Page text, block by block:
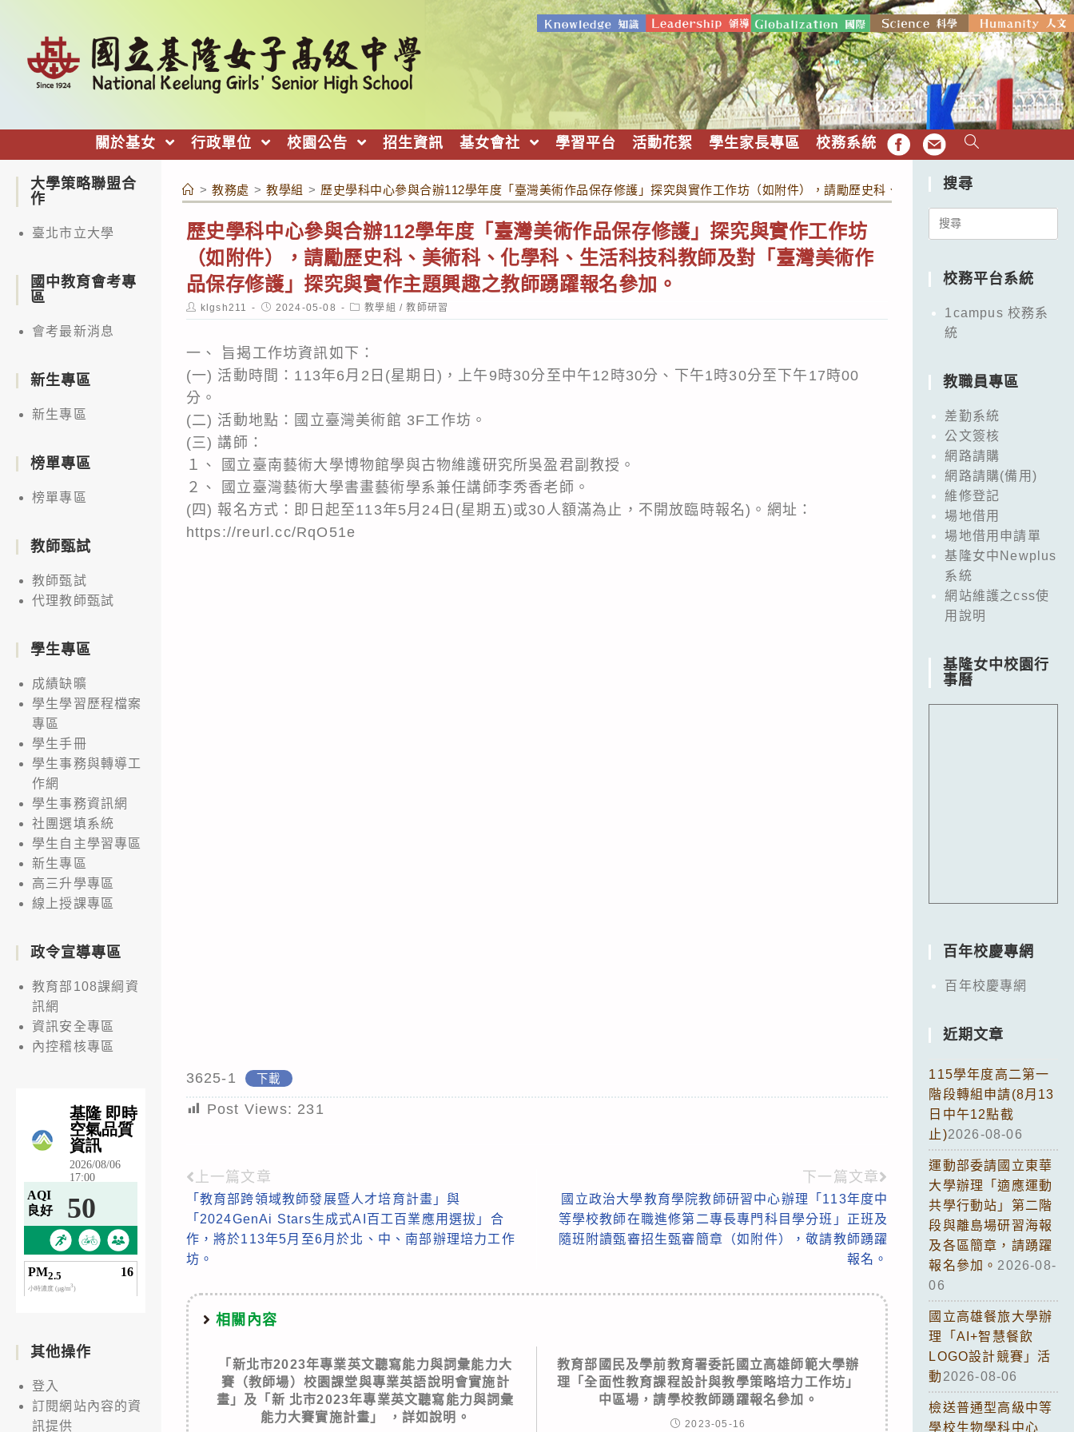
關於基女 行政單位 校園公告 招生資訊 基女會社 學習平台 活動花絮 學生家長專區 校務系統 FB EMAIL
> 教務處 > 教學組 > 歷史學科中心參與合辦112學年度「臺灣美術作品保存修護」探究與實作工作坊（如附件），請勵歷史科、美術科、化學科、生活科技科
歷史學科中心參與合辦112學年度「臺灣美術作品保存修護」探究與實作工作坊
（如附件），請勵歷史科、美術科、化學科、生活科技科教師及對「臺灣美術作
品保存修護」探究與實作主題興趣之教師踴躍報名參加。
Post
author:
klgsh211
Post
published:
2024-05-08
Post
category:
教學組 / 教師研習
一、 旨揭工作坊資訊如下：
(一) 活動時間：113年6月2日(星期日)，上午9時30分至中午12時30分、下午1時30分至下午17時00
分。
(二) 活動地點：國立臺灣美術館 3F工作坊。
(三) 講師：
１、 國立臺南藝術大學博物館學與古物維護研究所吳盈君副教授。
２、 國立臺灣藝術大學書畫藝術學系兼任講師李秀香老師。
(四) 報名方式：即日起至113年5月24日(星期五)或30人額滿為止，不開放臨時報名)。網址：
https://reurl.cc/RqO51e
3625-1 下載
Post Views: 231
Read
more
articles
上一篇文章
「教育部跨領域教師發展暨人才培育計畫」與
「2024GenAi Stars生成式AI百工百業應用選拔」合
作，將於113年5月至6月於北、中、南部辦理培力工作
坊。
下一篇文章
國立政治大學教育學院教師研習中心辦理「113年度中
等學校教師在職進修第二專長專門科目學分班」正班及
隨班附讀甄審招生甄審簡章（如附件），敬請教師踴躍
報名。
相關內容
「新北市2023年專業英文聽寫能力與詞彙能力大
賽（教師場）校園課堂與專業英語說明會實施計
畫」及「新 北市2023年專業英文聽寫能力與詞彙
能力大賽實施計畫」 ，詳如說明。
教育部國民及學前教育署委託國立高雄師範大學辦
理「全面性教育課程設計與教學策略培力工作坊」
中區場，請學校教師踴躍報名參加。
2023-05-16
大學策略聯盟合
作
臺北市立大學
國中教育會考專
區
會考最新消息
新生專區
新生專區
榜單專區
榜單專區
教師甄試
教師甄試
代理教師甄試
學生專區
成績缺曠
學生學習歷程檔案
專區
學生手冊
學生事務與轉導工
作網
學生事務資訊網
社團選填系統
學生自主學習專區
新生專區
高三升學專區
線上授課專區
政令宣導專區
教育部108課綱資
訊網
資訊安全專區
內控稽核專區
其他操作
登入
訂閱網站內容的資
訊提供
搜尋
Search
校務平台系統
1campus 校務系
統
教職員專區
差勤系統
公文簽核
網路請購
網路請購(備用)
維修登記
場地借用
場地借用申請單
基隆女中Newplus
系統
網站維護之css使
用說明
基隆女中校園行
事曆
百年校慶專網
百年校慶專網
近期文章
115學年度高二第一
階段轉組申請(8月13
日中午12點截
止)2026-08-06
運動部委請國立東華
大學辦理「適應運動
共學行動站」第二階
段與離島場研習海報
及各區簡章，請踴躍
報名參加。 2026-08-
06
國立高雄餐旅大學辦
理「AI+智慧餐飲
LOGO設計競賽」活
動 2026-08-06
檢送普通型高級中等
學校生物學科中心